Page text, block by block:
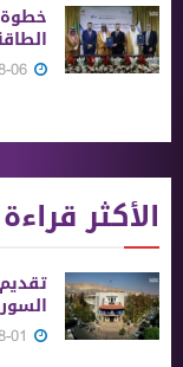
خطوة
الأكثر قراءة